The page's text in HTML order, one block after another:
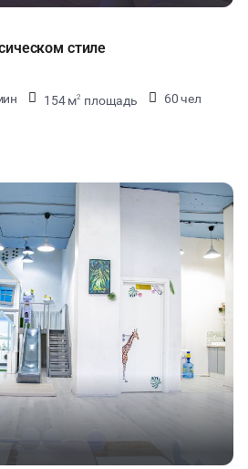
стиле
154 м2 площадь
60 чел